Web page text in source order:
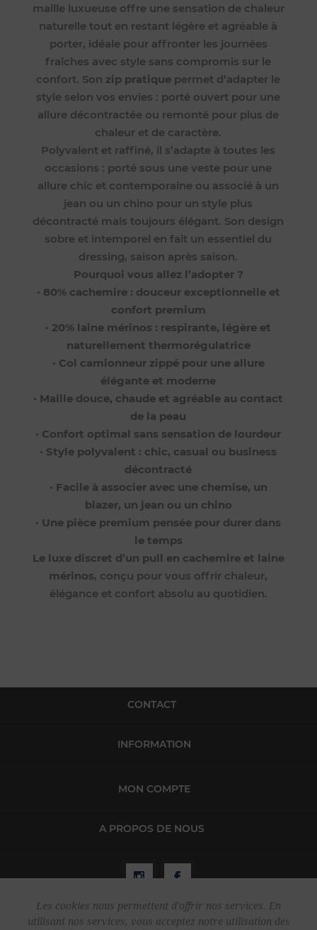
maille luxueuse offre une sensation de chaleur
naturelle tout en restant légère et agréable à
porter, idéale pour affronter les journées
fraîches avec style sans compromis sur le
confort. Son zip pratique permet d’adapter le
style selon vos envies : porté ouvert pour une
allure décontractée ou remonté pour plus de
chaleur et de caractère.
Polyvalent et raffiné, il s’adapte à toutes les
occasions : porté sous une veste pour une
allure chic et contemporaine ou associé à un
jean ou un chino pour un style plus
décontracté mais toujours élégant. Son design
sobre et intemporel en fait un essentiel du
dressing, saison après saison.
Pourquoi vous allez l’adopter ?
• 80% cachemire : douceur exceptionnelle et
confort premium
• 20% laine mérinos : respirante, légère et
naturellement thermorégulatrice
• Col camionneur zippé pour une allure
élégante et moderne
• Maille douce, chaude et agréable au contact
de la peau
• Confort optimal sans sensation de lourdeur
• Style polyvalent : chic, casual ou business
décontracté
• Facile à associer avec une chemise, un
blazer, un jean ou un chino
• Une pièce premium pensée pour durer dans
le temps
Le luxe discret d’un pull en cachemire et laine
mérinos, conçu pour vous offrir chaleur,
élégance et confort absolu au quotidien.
CONTACT
INFORMATION
MON COMPTE
A PROPOS DE NOUS
Les cookies nous permettent d'offrir nos services. En
utilisant nos services, vous acceptez notre utilisation des